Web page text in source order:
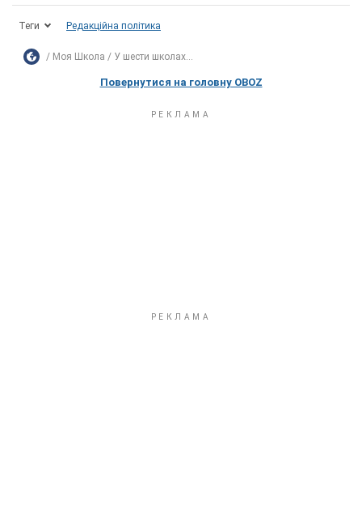
Теги Редакційна політика
Моя Школа У шести школах...
Повернутися на головну OBOZ